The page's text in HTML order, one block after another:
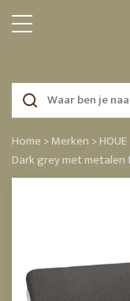
Home >Merken >HOUE
Dark grey met